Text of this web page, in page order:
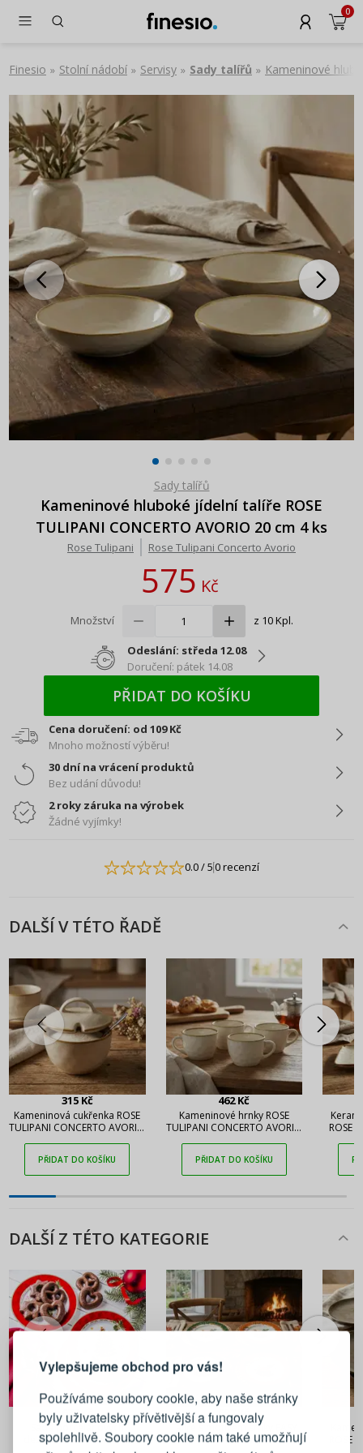
Vylepšujeme obchod pro vás!
Používáme soubory cookie, aby naše stránky
byly uživatelsky přívětivější a fungovaly
spolehlivě. Soubory cookie nám také umožňují
0
Finesio » Stolní nádobí » Servisy » Sady talířů » Kameninové
Sady talířů
Kameninové hluboké jídelní talíře ROSE
TULIPANI CONCERTO AVORIO 20 cm 4 ks
Rose Tulipani Rose Tulipani Concerto Avorio
575Kč
Množství z 10 Kpl.
Odeslání: středa 12.08
Doručení: pátek 14.08
PŘIDAT DO KOŠÍKU
Cena doručení: od 109 Kč
Mnoho možností výběru!
30 dní na vrácení produktů
Bez udání důvodu!
2 roky záruka na výrobek
Žádné vyjímky!
0.0/ 50 recenzí
DALŠÍ V TÉTO ŘADĚ
315 Kč
Kameninová cukřenka ROSE
TULIPANI CONCERTO AVORIO
PŘIDAT DO KOŠÍKU
462 Kč
Kameninové hrnky ROSE
TULIPANI CONCERTO AVORIO
PŘIDAT DO KOŠÍKU
ROSE
DALŠÍ Z TÉTO KATEGORIE
676 Kč
Sada porcelánových
dezertních talířů MERRY
697 Kč
Talíře s motivem srnky EASY
LIFE 19 cm vícebarevné 4 ks
ROSE
PŘIHLÁŠENÍ REGISTRACE
Přihlaste se ke svému účtu
Emailová adresa